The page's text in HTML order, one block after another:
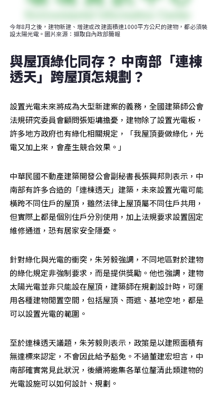
今年8月之後，建物新建、增建或改建面積達1000平方公尺的建物，都必須裝
設太陽光電。圖片來源：擷取自內政部簡報
與屋頂綠化同存？ 中南部「連棟
透天」跨屋頂怎規劃？
設置光電未來將成為大型新建案的義務，全國建築師公會
法規研究委員會顧問張矩墉擔憂，建物除了設置光電板，
許多地方政府也有綠化相關規定，「我屋頂要做綠化，光
電又加上來，會產生競合效果。」
中華民國不動產建築開發公會副秘書長張興邦則表示，中
南部有許多合造的「連棟透天」建築，未來設置光電可能
橫跨不同住戶的屋頂，雖然法律上屋頂屬不同住戶共用，
但實際上都是個別住戶分別使用，加上法規要求設置固定
維修通道，恐有居家安全隱憂。
針對綠化與光電的衝突，朱芳毅強調，不同地區對於建物
的綠化規定非強制要求，而是提供獎勵。他也強調，建物
太陽光電並非只能設在屋頂，建築師在規劃設計時，可運
用各種建物閒置空間，包括屋頂、雨遮、基地空地，都是
可以設置光電的範圍。
至於連棟透天議題，朱芳毅則表示，政策是以建照面積有
無達標來認定，不會因此給予豁免。不過董建宏坦言，中
南部確實常見此狀況，後續將邀集各單位釐清此類建物的
光電設施可以如何設計、規劃。